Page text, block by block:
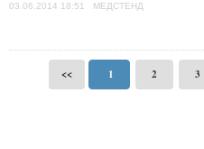
03.06.2014 18:51 МЕДСТЕНД
<< 1 2 3